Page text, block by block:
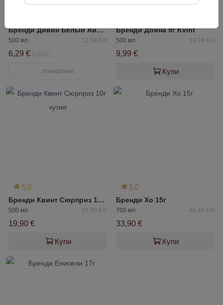
Бренди Дивин Белый Аист 5 годишно
500 мл 12,58 €/л
6,29 €
Изчерпано
Бренди Дойна 9г Kvint
500 мл 19,98 €/л
9,99 €
Купи
5.0
Бренди Квинт Сюрприз 10г кутия
500 мл 39,80 €/л
19,90 €
Купи
5.0
Бренди Xo 15г
700 мл 48,43 €/л
33,90 €
Купи